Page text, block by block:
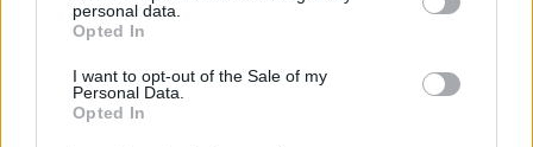
grant or deny consent to Google and its third-party tags to
use your data for below specified purposes in below Google
consent section.
personal data.
Opted In
I want to opt-out of the Sale of my
Personal Data.
Opted In
A produkció létrejöttéhez hozzájárult
Sediánszky Nóra dramaturg, Kalmár Bence
Alpár tervező asszisztens. Az előadásban
elhangzó élőzenét Kiss Attila hangszerelte.